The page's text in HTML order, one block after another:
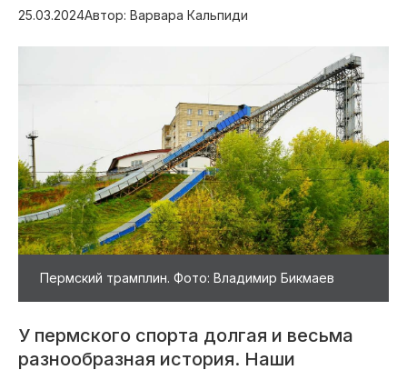
Инфраструктура
Благоустройство
25.03.2024Автор: Варвара Кальпиди
Пермский трамплин. Фото: Владимир Бикмаев
У пермского спорта долгая и весьма
разнообразная история. Наши